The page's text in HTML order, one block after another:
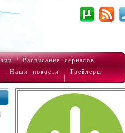
Расписание сериалов
Наши новости Трейлеры